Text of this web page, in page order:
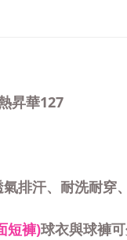
昇華127
排汗、耐洗耐穿
短褲)球衣與球褲